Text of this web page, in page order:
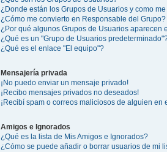
¿Donde están los Grupos de Usuarios y como
¿Cómo me convierto en Responsable del Grupo?
¿Por qué algunos Grupos de Usuarios aparecen
¿Qué es un "Grupo de Usuarios
¿Qué es el enlace "El equipo"?
Mensajería privada
¡No puedo enviar un mensaje privado!
¡Recibo mensajes privados no deseados!
¡Recibí spam o correos maliciosos de alguien en
Amigos e Ignorados
¿Qué es la lista de Mis Amigos e Ignorados?
¿Cómo se puede añadir o borrar usuarios de mi